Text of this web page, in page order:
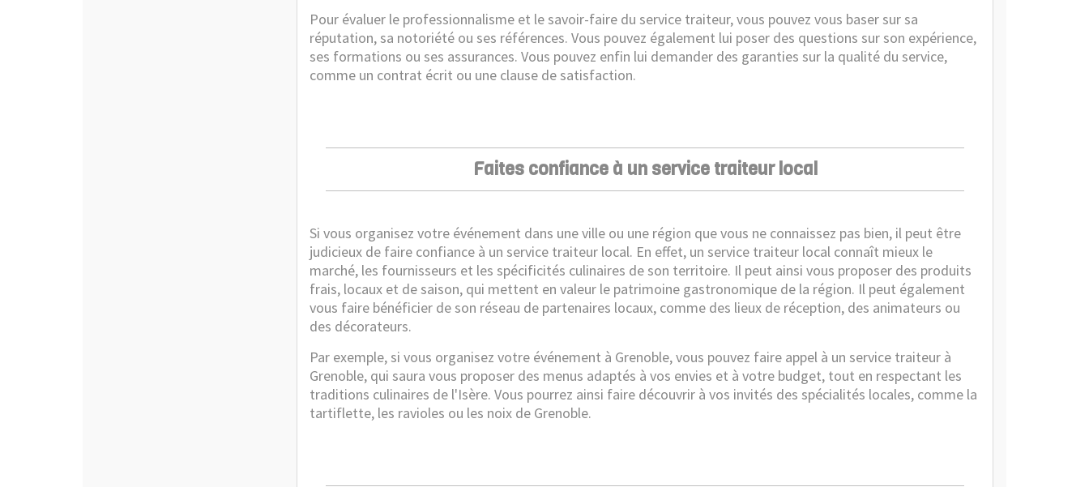
Pour évaluer le professionnalisme et le savoir-faire du service traiteur, vous pouvez vous baser sur sa
réputation, sa notoriété ou ses références. Vous pouvez également lui poser des questions sur son expérience,
ses formations ou ses assurances. Vous pouvez enfin lui demander des garanties sur la qualité du service,
comme un contrat écrit ou une clause de satisfaction.
Faites confiance à un service traiteur local
Si vous organisez votre événement dans une ville ou une région que vous ne connaissez pas bien, il peut être
judicieux de faire confiance à un service traiteur local. En effet, un service traiteur local connaît mieux le
marché, les fournisseurs et les spécificités culinaires de son territoire. Il peut ainsi vous proposer des produits
frais, locaux et de saison, qui mettent en valeur le patrimoine gastronomique de la région. Il peut également
vous faire bénéficier de son réseau de partenaires locaux, comme des lieux de réception, des animateurs ou
des décorateurs.
Par exemple, si vous organisez votre événement à Grenoble, vous pouvez faire appel à un service traiteur à
Grenoble, qui saura vous proposer des menus adaptés à vos envies et à votre budget, tout en respectant les
traditions culinaires de l'Isère. Vous pourrez ainsi faire découvrir à vos invités des spécialités locales, comme la
tartiflette, les ravioles ou les noix de Grenoble.